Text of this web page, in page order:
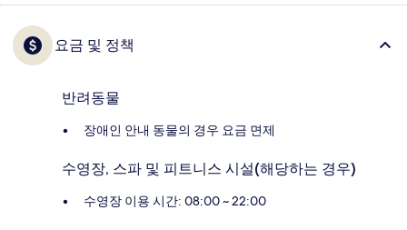
요금 및 정책
반려동물
장애인 안내 동물의 경우 요금 면제
수영장, 스파 및 피트니스 시설(해당하는 경우)
수영장 이용 시간: 08:00 ~ 22:00